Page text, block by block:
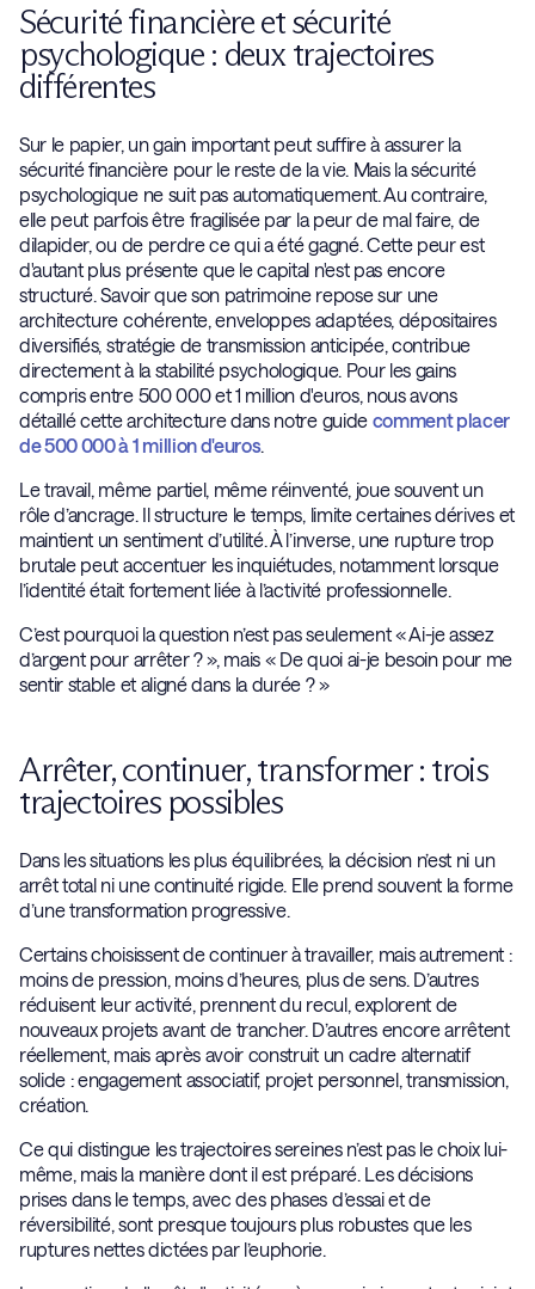
Sécurité financière et sécurité
psychologique : deux trajectoires
différentes
Sur le papier, un gain important peut suffire à assurer la
sécurité financière pour le reste de la vie. Mais la sécurité
psychologique ne suit pas automatiquement. Au contraire,
elle peut parfois être fragilisée par la peur de mal faire, de
dilapider, ou de perdre ce qui a été gagné. Cette peur est
d'autant plus présente que le capital n'est pas encore
structuré. Savoir que son patrimoine repose sur une
architecture cohérente, enveloppes adaptées, dépositaires
diversifiés, stratégie de transmission anticipée, contribue
directement à la stabilité psychologique. Pour les gains
compris entre 500 000 et 1 million d'euros, nous avons
détaillé cette architecture dans notre guide comment placer
de 500 000 à 1 million d'euros.
Le travail, même partiel, même réinventé, joue souvent un
rôle d’ancrage. Il structure le temps, limite certaines dérives et
maintient un sentiment d’utilité. À l’inverse, une rupture trop
brutale peut accentuer les inquiétudes, notamment lorsque
l’identité était fortement liée à l’activité professionnelle.
C’est pourquoi la question n’est pas seulement « Ai-je assez
d’argent pour arrêter ? », mais « De quoi ai-je besoin pour me
sentir stable et aligné dans la durée ? »
Arrêter, continuer, transformer : trois
trajectoires possibles
Dans les situations les plus équilibrées, la décision n’est ni un
arrêt total ni une continuité rigide. Elle prend souvent la forme
d’une transformation progressive.
Certains choisissent de continuer à travailler, mais autrement :
moins de pression, moins d’heures, plus de sens. D’autres
réduisent leur activité, prennent du recul, explorent de
nouveaux projets avant de trancher. D’autres encore arrêtent
réellement, mais après avoir construit un cadre alternatif
solide : engagement associatif, projet personnel, transmission,
création.
Ce qui distingue les trajectoires sereines n’est pas le choix lui-
même, mais la manière dont il est préparé. Les décisions
prises dans le temps, avec des phases d’essai et de
réversibilité, sont presque toujours plus robustes que les
ruptures nettes dictées par l’euphorie.